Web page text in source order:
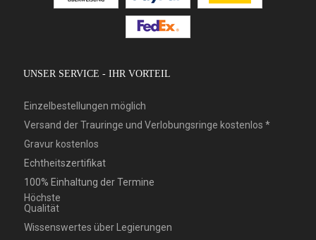
UNSER SERVICE - IHR VORTEIL
Einzelbestellungen möglich
Versand der Trauringe und Verlobungsringe kostenlos *
Gravur kostenlos
Echtheitszertifikat
100% Einhaltung der Termine
Höchste
Qualität
Wissenswertes über Legierungen